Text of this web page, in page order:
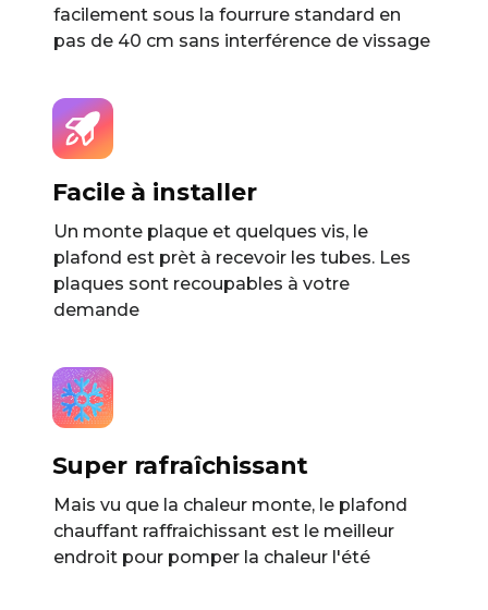
facilement sous la fourrure standard en
pas de 40 cm sans interférence de vissage
Facile à installer
Un monte plaque et quelques vis, le
plafond est prèt à recevoir les tubes. Les
plaques sont recoupables à votre
demande
Super rafraîchissant
Mais vu que la chaleur monte, le plafond
chauffant raffraichissant est le meilleur
endroit pour pomper la chaleur l'été